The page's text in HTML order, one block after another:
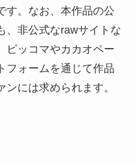
す。なお、本作品の公
、非公式なrawサイトな
ピッコマやカカオペー
フォームを通じて作品
には求められます。